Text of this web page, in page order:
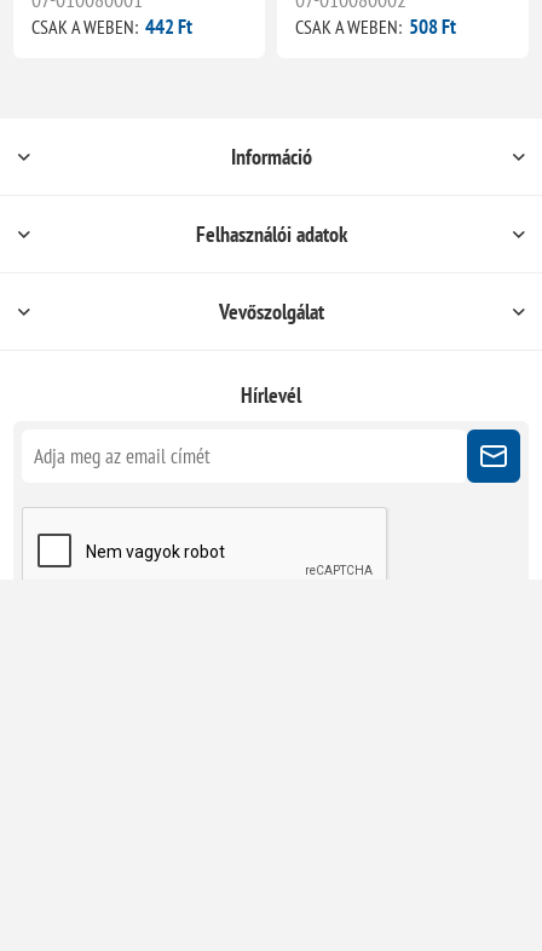
CSAK A WEBEN: 442 Ft CSAK A WEBEN: 508 Ft
Információ
Felhasználói adatok
Vevőszolgálat
Hírlevél